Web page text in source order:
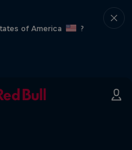
of America
?